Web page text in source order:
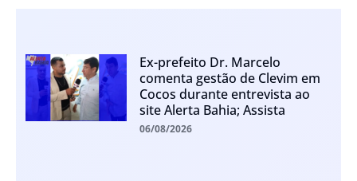
Ex-prefeito Dr. Marcelo
comenta gestão de Clevim em
Cocos durante entrevista ao
site Alerta Bahia; Assista
06/08/2026